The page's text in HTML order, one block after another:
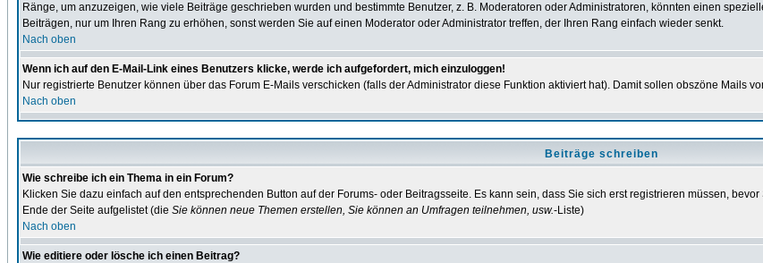
Ränge, um anzuzeigen, wie viele Beiträge geschrieben wurden und bestimmte Benutzer, z. B. Moderatoren oder Administratoren, könnten einen
Beiträgen, nur um Ihren Rang zu erhöhen, sonst werden Sie auf einen Moderator oder Administrator treffen, der Ihren Rang einfach wieder senkt.
Nach oben
Wenn ich auf den E-Mail-Link eines Benutzers klicke, werde ich aufgefordert, mich einzuloggen!
Nur registrierte Benutzer können über das Forum E-Mails verschicken (falls der Administrator diese Funktion aktiviert hat). Damit sollen obszöne Mails
Nach oben
Beiträge schreiben
Wie schreibe ich ein Thema in ein Forum?
Klicken Sie dazu einfach auf den entsprechenden Button auf der Forums- oder Beitragsseite. Es kann sein, dass Sie sich erst registrieren müssen,
Ende der Seite aufgelistet (die Sie können neue Themen erstellen, Sie können an Umfragen teilnehmen, usw.-Liste)
Nach oben
Wie editiere oder lösche ich einen Beitrag?